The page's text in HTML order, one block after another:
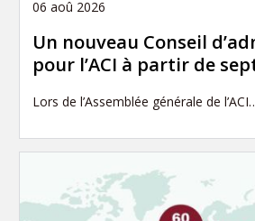
06 aoû 2026
Un nouveau Conseil
pour l’ACI à partir de
Lors de l’Assemblée générale de